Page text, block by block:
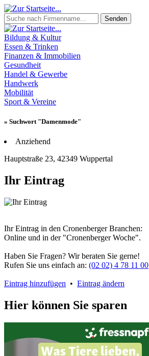
Senden
Bildung & Kultur
Essen & Trinken
Finanzen & Immobilien
Gesundheit
Handel & Gewerbe
Handwerk
Mobilität
Sport & Vereine
» Suchwort "Damenmode"
Anziehend
Hauptstraße 23, 42349 Wuppertal
Ihr Eintrag
Ihr Eintrag in den Cronenberger Branchen:
Online und in der "Cronenberger Woche".
Haben Sie Fragen? Wir beraten Sie gerne!
Rufen Sie uns einfach an: (02 02) 4 78 11 00
Eintrag hinzufügen • Eintrag ändern
Hier können Sie sparen